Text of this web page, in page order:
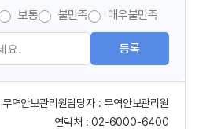
보통 불만족 매우불만족
등록
무역안보관리원담당자 : 무역안보관리원
연락처 :02-6000-6400